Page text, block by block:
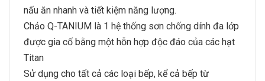
nấu ăn nhanh và tiết kiệm năng lượng.
Chảo Q-TANIUM là 1 hệ thống sơn chống dính đa lớp
được gia cố bằng một hỗn hợp độc đáo của các hạt
Titan
Sử dụng cho tất cả các loại bếp, kể cả bếp từ